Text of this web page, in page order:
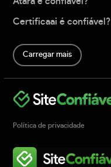
Certificaai é confiável?
Carregar mais
Política de privacidade